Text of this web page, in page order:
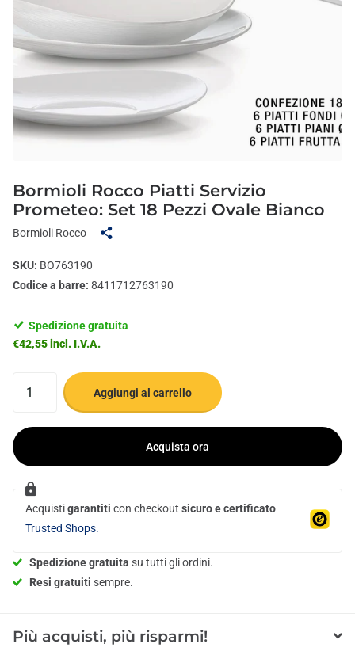
Bormioli Rocco Piatti Servizio
Prometeo: Set 18 Pezzi Ovale Bianco
Bormioli Rocco
SKU: BO763190
Codice a barre: 8411712763190
Spedizione gratuita
€42,55 incl. I.V.A.
Aggiungi al carrello
Acquista ora
Acquistigarantiti con checkout sicuro e certificato
Trusted Shops.
Spedizione gratuita su tutti gli ordini.
Resi gratuiti sempre.
Più acquisti, più risparmi!